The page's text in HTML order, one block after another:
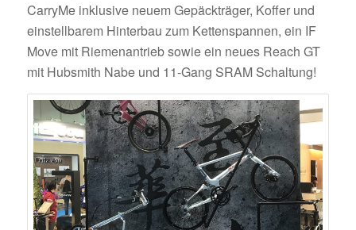
CarryMe inklusive neuem Gepäckträger, Koffer und
einstellbarem Hinterbau zum Kettenspannen, ein IF
Move mit Riemenantrieb sowie ein neues Reach GT
mit Hubsmith Nabe und 11-Gang SRAM Schaltung!